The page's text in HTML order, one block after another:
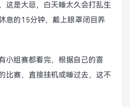
这是大忌，白天睡太久会打乱生
息的15分钟，戴上眼罩闭目养
小组赛都看完，根据自己的喜
比赛，直接挂机或睡过去，这不